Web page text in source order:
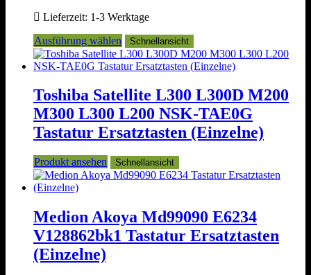
Lieferzeit: 1-3 Werktage
Ausführung wählen
Dieses
Produkt
weist
Varianten
auf.
Die
Optionen
können
der
Produktseite
Schnellansicht
Toshiba Satellite L300 L300D M200
M300 L300 L200 NSK-TAE0G
Tastatur Ersatztasten (Einzelne)
Produkt ansehen Schnellansicht
Medion Akoya Md99090 E6234
V128862bk1 Tastatur Ersatztasten
(Einzelne)